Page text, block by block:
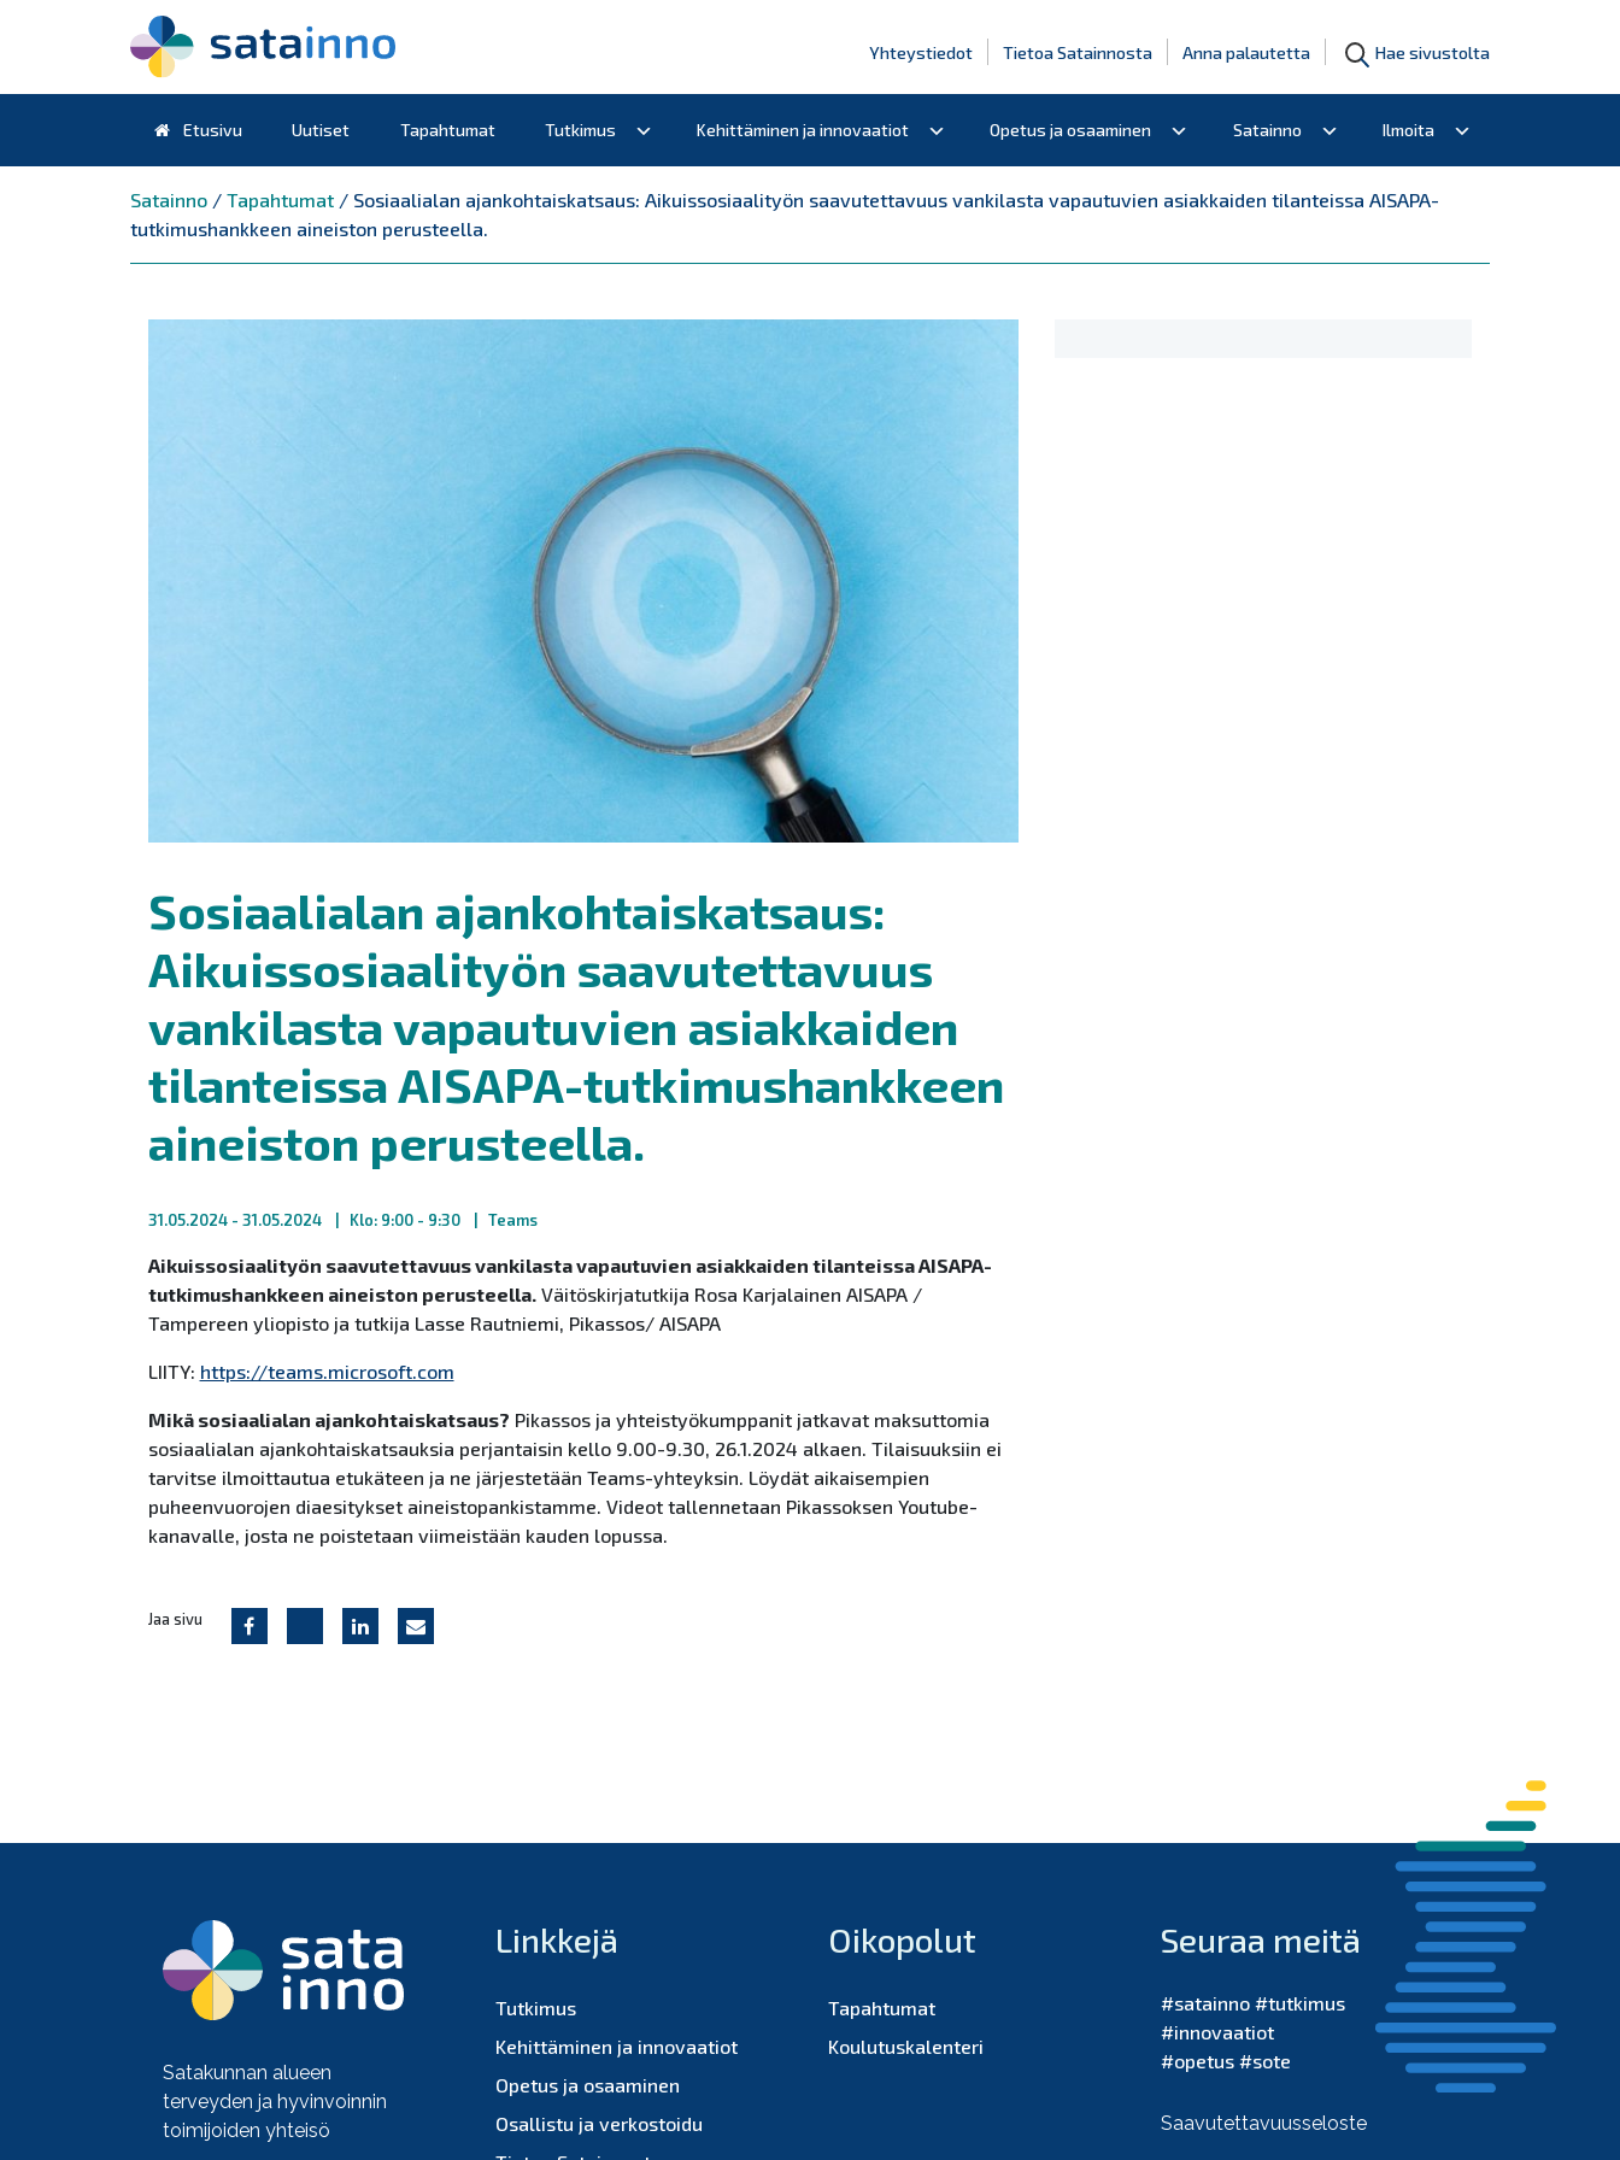
Yhteystiedot Tietoa Satainnosta Anna palautetta Hae sivustolta
PäävalikkoEtusivu Uutiset Tapahtumat Tutkimus Kehittäminen ja innovaatiot Opetus ja osaaminen Satainno Ilmoita
Satainno/ Tapahtumat/ Sosiaalialan ajankohtaiskatsaus: Aikuissosiaalityön saavutettavuus vankilasta vapautuvien asiakkaiden tilanteissa AISAPA-
tutkimushankkeen aineiston perusteella.
Sosiaalialan ajankohtaiskatsaus:
Aikuissosiaalityön saavutettavuus
vankilasta vapautuvien asiakkaiden
tilanteissa AISAPA-tutkimushankkeen
aineiston perusteella.
31.05.2024 - 31.05.2024 Klo: 9:00 - 9:30 Teams
Aikuissosiaalityön saavutettavuus vankilasta vapautuvien asiakkaiden tilanteissa AISAPA-
tutkimushankkeen aineiston perusteella.Väitöskirjatutkija Rosa Karjalainen AISAPA /
Tampereen yliopisto ja tutkija Lasse Rautniemi, Pikassos/ AISAPA
LIITY: https://teams.microsoft.com
Mikä sosiaalialan ajankohtaiskatsaus? Pikassos ja yhteistyökumppanit jatkavat maksuttomia
sosiaalialan ajankohtaiskatsauksia perjantaisin kello 9.00-9.30, 26.1.2024 alkaen. Tilaisuuksiin ei
tarvitse ilmoittautua etukäteen ja ne järjestetään Teams-yhteyksin. Löydät aikaisempien
puheenvuorojen diaesitykset aineistopankistamme. Videot tallennetaan Pikassoksen Youtube-
kanavalle, josta ne poistetaan viimeistään kauden lopussa.
Jaa sivu
Satakunnan alueen
terveyden ja hyvinvoinnin
toimijoiden yhteisö
Linkkejä
Tutkimus
Kehittäminen ja innovaatiot
Opetus ja osaaminen
Osallistu ja verkostoidu
Oikopolut
Tapahtumat
Koulutuskalenteri
Seuraa meitä
#satainno #tutkimus
#innovaatiot
#opetus #sote
Saavutettavuusseloste